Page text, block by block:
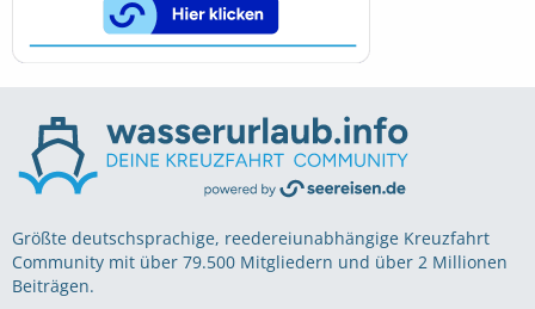
Größte deutschsprachige, reedereiunabhängige Kreuzfahrt
Community mit über 79.500 Mitgliedern und über 2 Millionen
Beiträgen.